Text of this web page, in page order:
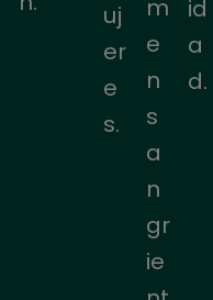
uj
er
e
s.
m
e
n
s
a
n
gr
ie
id
a
d.